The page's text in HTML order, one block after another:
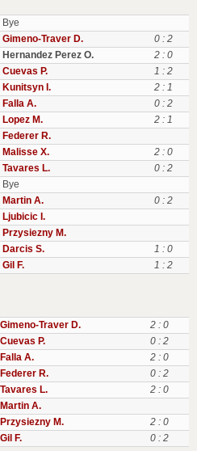
Bye
Gimeno-Traver D.
0 : 2
Hernandez Perez O.
2 : 0
Cuevas P.
1 : 2
Kunitsyn I.
2 : 1
Falla A.
0 : 2
Lopez M.
2 : 1
Federer R.
Malisse X.
2 : 0
Tavares L.
0 : 2
Bye
Martin A.
0 : 2
Ljubicic I.
Przysiezny M.
Darcis S.
1 : 0
Gil F. 1 : 2
Gimeno-Traver D.
2 : 0
Cuevas P.
0 : 2
Falla A.
2 : 0
Federer R.
0 : 2
Tavares L.
2 : 0
Martin A.
Przysiezny M.
2 : 0
Gil F. 0 : 2